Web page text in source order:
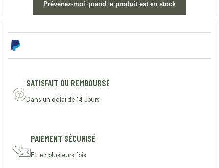
Prévenez-moi quand le produit est en stock
SATISFAIT OU REMBOURSÉ
Dans un délai de 14 Jours
PAIEMENT SÉCURISÉ
Et en plusieurs fois